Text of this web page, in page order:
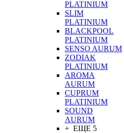
PLATINIUM
SLIM
PLATINIUM
BLACKPOOL
PLATINIUM
SENSO AURUM
ZODIAK
PLATINIUM
AROMA
AURUM
CUPRUM
PLATINIUM
SOUND
AURUM
+ ЕЩЕ 5